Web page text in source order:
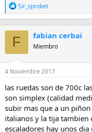
R
e
a
c
c
i
o
n
s
Sir_sproket
F fabian cerbai
Miembro
4 Noviembre 2017
las ruedas son de 700c
son simplex (calidad
subir mas que a un
italianos y la tija tambien
escaladores hay unos